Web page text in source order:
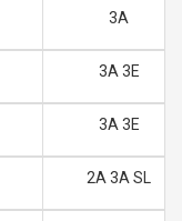
3A
3A 3E
3A 3E
2A 3A SL